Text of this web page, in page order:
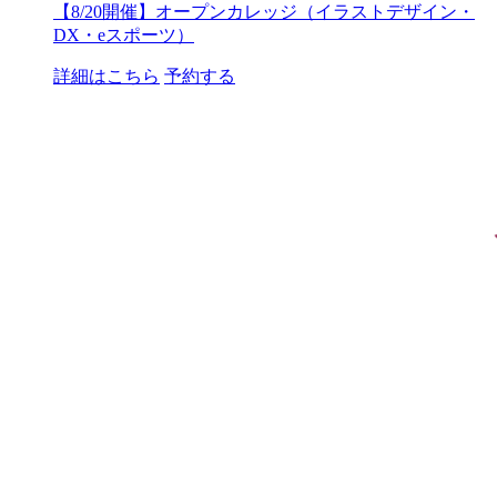
【8/20開催】オープンカレッジ（イラストデザイン・
DX・eスポーツ）
詳細はこちら 予約する